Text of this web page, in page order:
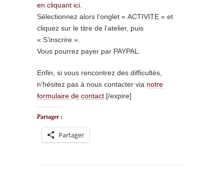
en cliquant ici.
Sélectionnez alors l’onglet « ACTIVITE » et
cliquez sur le titre de l’atelier, puis
« S’inscrire ».
Vous pourrez payer par PAYPAL.
Enfin, si vous rencontrez des difficultés,
n’hésitez pas à nous contacter via notre
formulaire de contact .[/expire]
Partager :
Partager